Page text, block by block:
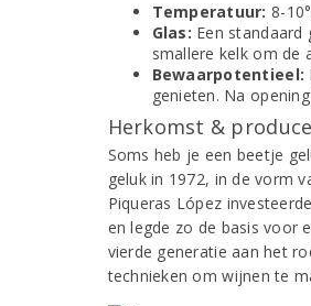
Temperatuur: 8-
Glas: Een
smallere kelk om de
Bewaarpotentieel:
genieten. Na
Herkomst &
Soms heb je een beetje
geluk in 1972, in de vorm
Piqueras López
en legde zo de basis voor
vierde generatie aan het
technieken om wijnen te